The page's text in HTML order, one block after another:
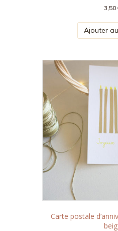
3,50
Ajouter
Carte postale